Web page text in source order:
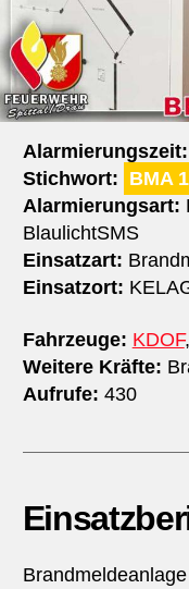
Alarmierungszeit:
Stichwort: BMA 1
Alarmierungsart:
BlaulichtSMS
Einsatzart:
Einsatzort:
Fahrzeuge: KDOF,
Weitere Kräfte:
Aufrufe: 430